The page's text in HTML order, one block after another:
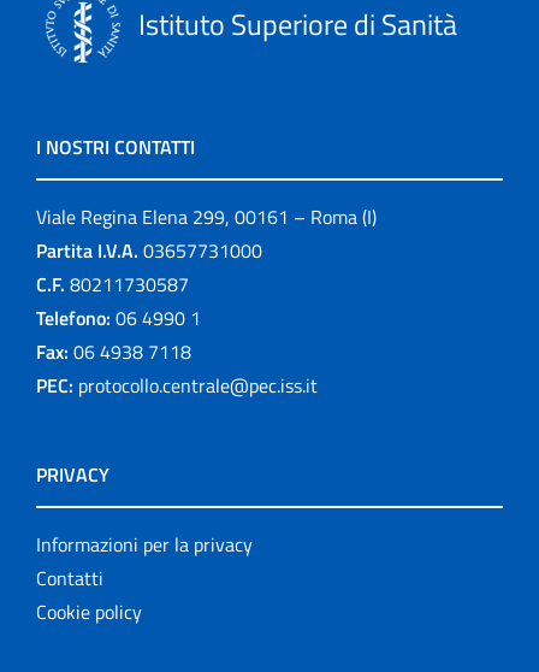
Istituto Superiore di Sanità
I NOSTRI CONTATTI
Viale Regina Elena 299, 00161 – Roma (I)
Partita I.V.A. 03657731000
C.F. 80211730587
Telefono: 06 4990 1
Fax: 06 4938 7118
PEC: protocollo.centrale@pec.iss.it
PRIVACY
Informazioni per la privacy
Contatti
Cookie policy